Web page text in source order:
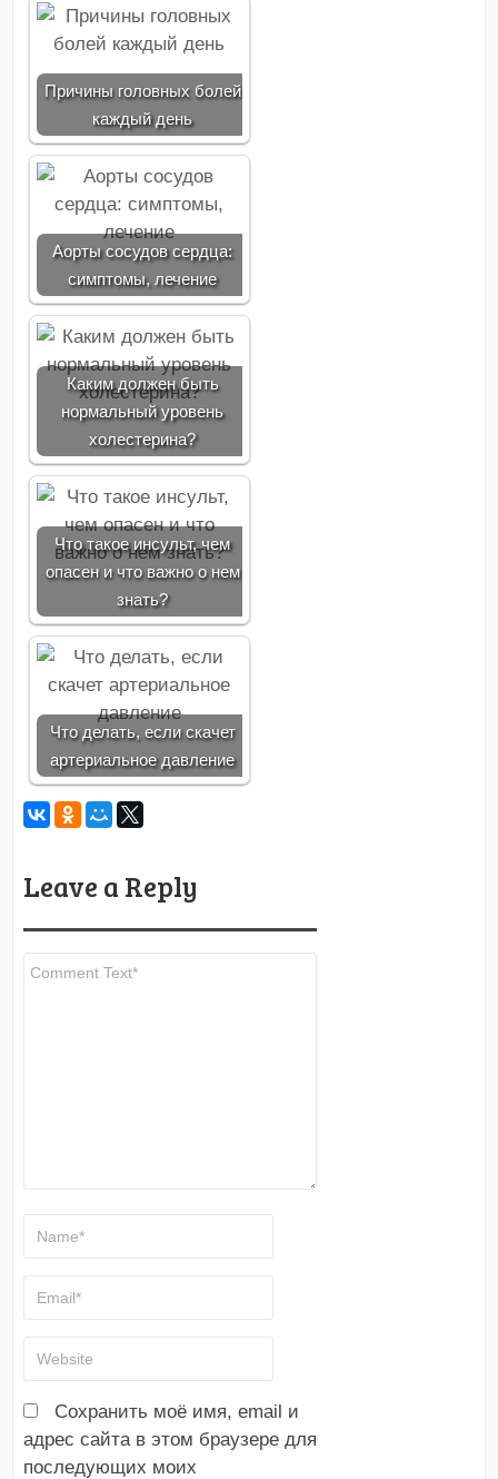
Причины головных болей
каждый день
Аорты сосудов сердца:
симптомы, лечение
Каким должен быть
нормальный уровень
холестерина?
Что такое инсульт, чем
опасен и что важно о нем
знать?
Что делать, если скачет
артериальное давление
Leave a Reply
Сохранить моё имя, email и
адрес сайта в этом браузере для
последующих моих